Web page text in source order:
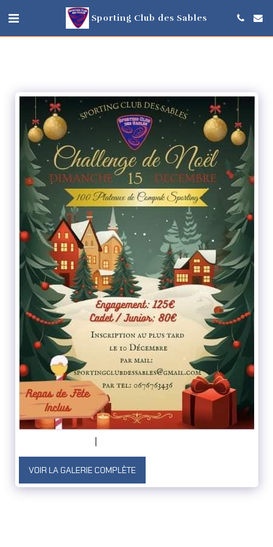
Sporting Club des Sables
VOIR LA GALERIE COMPLÈTE